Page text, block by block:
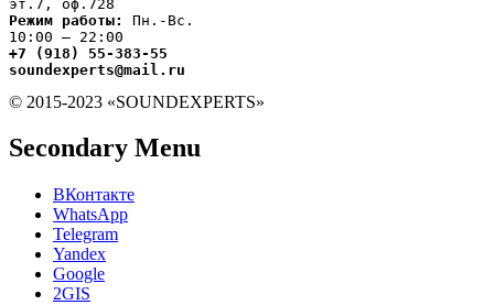
Режим работы:
Пн.-Вс.
+7 (918) 55-383-55
soundexperts@mail.ru
© 2015-2023 «SOUNDEXPERTS»
Secondary Menu
ВКонтакте
WhatsApp
Telegram
Yandex
Google
2GIS